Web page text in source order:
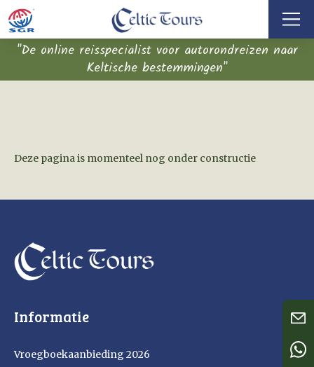
"De online reisspecialist voor autorondreizen naar
Keltische bestemmingen"
Deze pagina is momenteel nog onder constructie
Informatie
Vroegboekaanbieding 2026